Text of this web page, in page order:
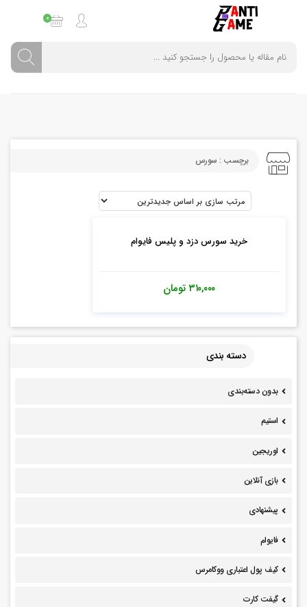
0
برچسب : سورس
خرید سورس دزد و پلیس فایوام
۳۱۰,۰۰۰تومان
دسته بندی
بدون دسته‌بندی
استیم
اوریجین
بازی آنلاین
پیشنهادی
فایوام
کیف پول اعتباری ووکامرس
گیفت کارت